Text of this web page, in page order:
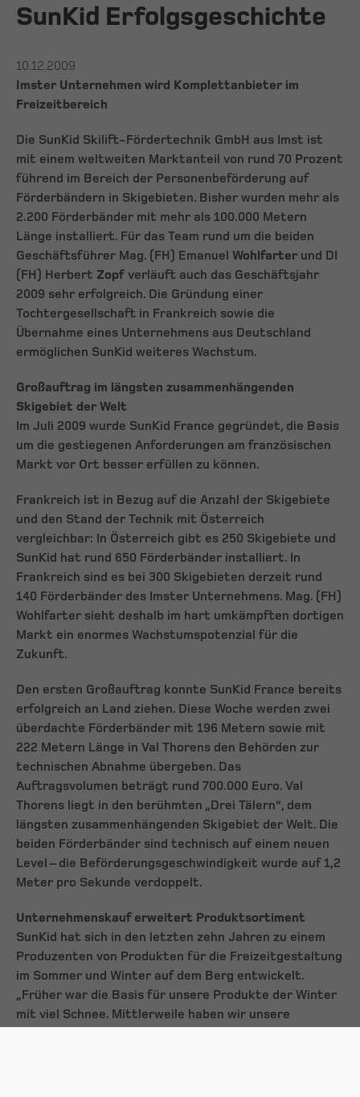
SunKid Erfolgsgeschichte
10.12.2009
Imster Unternehmen wird Komplettanbieter im
Freizeitbereich
Die SunKid Skilift-Fördertechnik GmbH aus Imst ist
mit einem weltweiten Marktanteil von rund 70 Prozent
führend im Bereich der Personenbeförderung auf
Förderbändern in Skigebieten. Bisher wurden mehr als
2.200 Förderbänder mit mehr als 100.000 Metern
Länge installiert. Für das Team rund um die beiden
Geschäftsführer Mag. (FH) Emanuel Wohlfarter und DI
(FH) Herbert Zopf verläuft auch das Geschäftsjahr
2009 sehr erfolgreich. Die Gründung einer
Tochtergesellschaft in Frankreich sowie die
Übernahme eines Unternehmens aus Deutschland
ermöglichen SunKid weiteres Wachstum.
Großauftrag im längsten zusammenhängenden
Skigebiet der Welt
Im Juli 2009 wurde SunKid France gegründet, die Basis
um die gestiegenen Anforderungen am französischen
Markt vor Ort besser erfüllen zu können.
Frankreich ist in Bezug auf die Anzahl der Skigebiete
und den Stand der Technik mit Österreich
vergleichbar: In Österreich gibt es 250 Skigebiete und
SunKid hat rund 650 Förderbänder installiert. In
Frankreich sind es bei 300 Skigebieten derzeit rund
140 Förderbänder des Imster Unternehmens. Mag. (FH)
Wohlfarter sieht deshalb im hart umkämpften dortigen
Markt ein enormes Wachstumspotenzial für die
Zukunft.
Den ersten Großauftrag konnte SunKid France bereits
erfolgreich an Land ziehen. Diese Woche werden zwei
überdachte Förderbänder mit 196 Metern sowie mit
222 Metern Länge in Val Thorens den Behörden zur
technischen Abnahme übergeben. Das
Auftragsvolumen beträgt rund 700.000 Euro. Val
Thorens liegt in den berühmten „Drei Tälern“, dem
längsten zusammenhängenden Skigebiet der Welt. Die
beiden Förderbänder sind technisch auf einem neuen
Level – die Beförderungsgeschwindigkeit wurde auf 1,2
Meter pro Sekunde verdoppelt.
Unternehmenskauf erweitert Produktsortiment
SunKid hat sich in den letzten zehn Jahren zu einem
Produzenten von Produkten für die Freizeitgestaltung
im Sommer und Winter auf dem Berg entwickelt.
„Früher war die Basis für unsere Produkte der Winter
mit viel Schnee. Mittlerweile haben wir unsere